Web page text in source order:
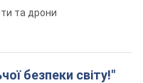
та дрони
безпеки світу!"